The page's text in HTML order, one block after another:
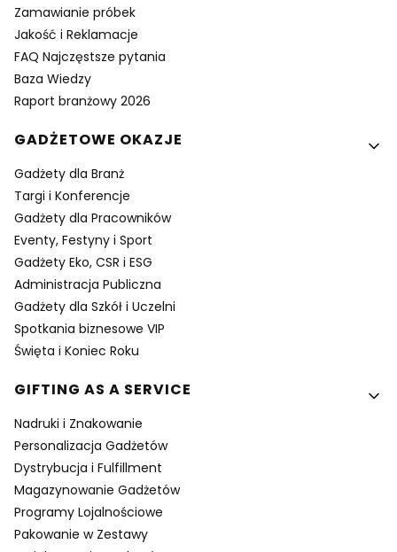
Zamawianie próbek
Jakość i Reklamacje
FAQ Najczęstsze pytania
Baza Wiedzy
Raport branżowy 2026
GADŻETOWE OKAZJE
Gadżety dla Branż
Targi i Konferencje
Gadżety dla Pracowników
Eventy, Festyny i Sport
Gadżety Eko, CSR i ESG
Administracja Publiczna
Gadżety dla Szkół i Uczelni
Spotkania biznesowe VIP
Święta i Koniec Roku
GIFTING AS A SERVICE
Nadruki i Znakowanie
Personalizacja Gadżetów
Dystrybucja i Fulfillment
Magazynowanie Gadżetów
Programy Lojalnościowe
Pakowanie w Zestawy